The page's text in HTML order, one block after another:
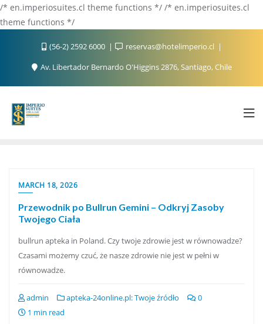
/* en.imperiosuites.cl theme functions */ /* en.imperiosuites.cl
theme functions */
(56-2) 2592 6000
reservas@hotelimperio.cl
Av. Libertador Bernardo O'Higgins 2876, Santiago, Chile
MARCH 18, 2026
Przewodnik po Bullrun Gemini – Odkryj Zasoby
Twojego Ciała
bullrun apteka in Poland. Czy twoje zdrowie jest w równowadze?
Czasami możemy czuć, że nasze zdrowie nie jest w pełni w
równowadze.
admin apteka-24online.pl: Twoje źródło
0
1 min read